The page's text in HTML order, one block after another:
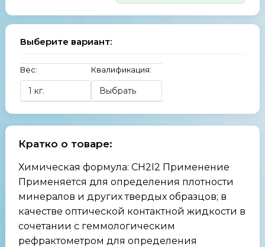
Выберите вариант:
Вес: Квалификация:
Кратко о товаре:
Химическая формула: CH2I2 Применение
Применяется для определения плотности
минералов и других твердых образцов; в
качестве оптической контактной жидкости в
сочетании с геммологическим
рефрактометром для определения